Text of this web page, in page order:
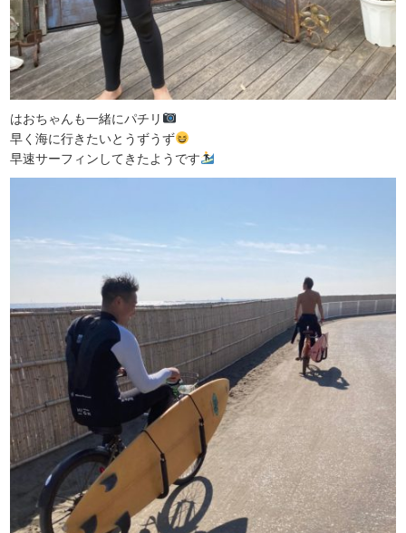
はおちゃんも一緒にパチリ
早く海に行きたいとうずうず
早速サーフィンしてきたようです